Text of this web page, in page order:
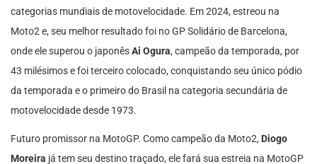
categorias mundiais de motovelocidade. Em 2024, estreou na
Moto2 e, seu melhor resultado foi no GP Solidário de Barcelona,
onde ele superou o japonêsAi Ogura, campeão da temporada, por
43 milésimos e foi terceiro colocado, conquistando seu único pódio
da temporada e o primeiro do Brasil na categoria secundária de
motovelocidade desde 1973.
Futuro promissor na MotoGP. Como campeão da Moto2, Diogo
Moreira já tem seu destino traçado, ele fará sua estreia na MotoGP